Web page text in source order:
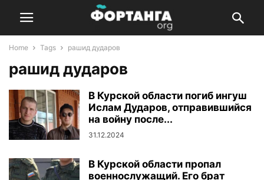
Home Tags рашид дударов
рашид дударов
В Курской области погиб ингуш
Ислам Дударов, отправившийся
на войну после...
31.12.2024
В Курской области пропал
военнослужащий. Его брат